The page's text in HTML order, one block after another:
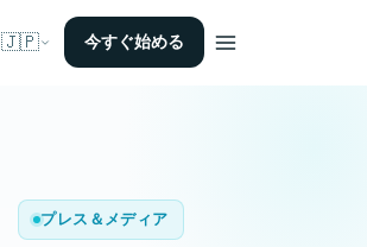
🇯🇵 今すぐ始める
プレス＆メディア